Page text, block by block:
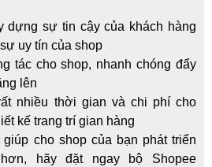
dựng sự tin cậy của khách hàng
uy tín của shop
tác cho shop, nhanh chóng đẩy
lên
nhiều thời gian và chi phí cho
kế trang trí gian hàng
cho shop của bạn phát triển
hãy đặt ngay bộ Shopee